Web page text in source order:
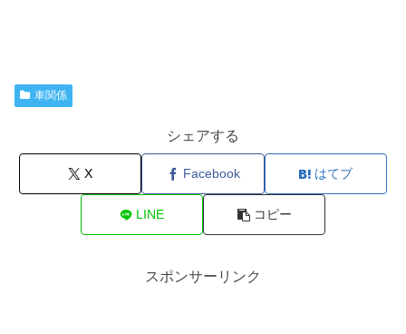
車関係
シェアする
X Facebook はてブ
LINE コピー
スポンサーリンク